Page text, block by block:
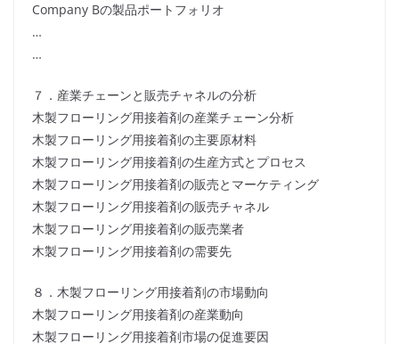
Company Bの製品ポートフォリオ
…
…
７．産業チェーンと販売チャネルの分析
木製フローリング用接着剤の産業チェーン分析
木製フローリング用接着剤の主要原材料
木製フローリング用接着剤の生産方式とプロセス
木製フローリング用接着剤の販売とマーケティング
木製フローリング用接着剤の販売チャネル
木製フローリング用接着剤の販売業者
木製フローリング用接着剤の需要先
８．木製フローリング用接着剤の市場動向
木製フローリング用接着剤の産業動向
木製フローリング用接着剤市場の促進要因